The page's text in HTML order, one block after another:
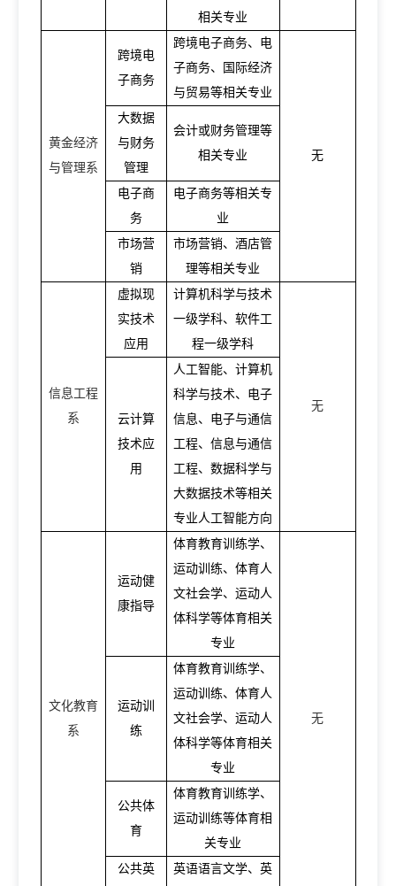
相关专业
黄金经济
与管理系
跨境电
子商务
跨境电子商务、电
子商务、国际经济
与贸易等相关专业
无
大数据
与财务
管理
会计或财务管理等
相关专业
电子商
务
电子商务等相关专
业
市场营
销
市场营销、酒店管
理等相关专业
信息工程
系
虚拟现
实技术
应用
计算机科学与技术
一级学科、软件工
程一级学科
无
云计算
技术应
用
人工智能、计算机
科学与技术、电子
信息、电子与通信
工程、信息与通信
工程、数据科学与
大数据技术等相关
专业人工智能方向
文化教育
系
运动健
康指导
体育教育训练学、
运动训练、体育人
文社会学、运动人
体科学等体育相关
专业
无
运动训
练
体育教育训练学、
运动训练、体育人
文社会学、运动人
体科学等体育相关
专业
公共体
育
体育教育训练学、
运动训练等体育相
关专业
公共英
英语语言文学、英